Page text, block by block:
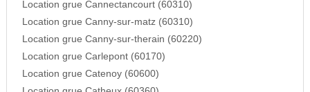
Location grue Cannectancourt (60310)
Location grue Canny-sur-matz (60310)
Location grue Canny-sur-therain (60220)
Location grue Carlepont (60170)
Location grue Catenoy (60600)